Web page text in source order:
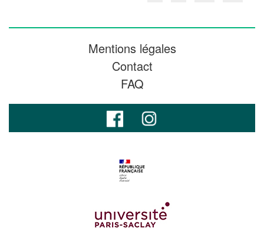
Mentions légales
Contact
FAQ